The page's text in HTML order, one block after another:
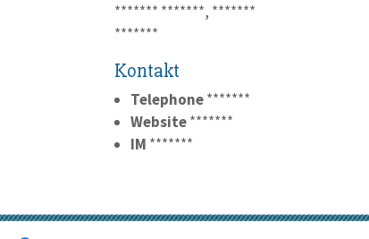
******* *******, *******
*******
Kontakt
Telephone *******
Website *******
IM *******